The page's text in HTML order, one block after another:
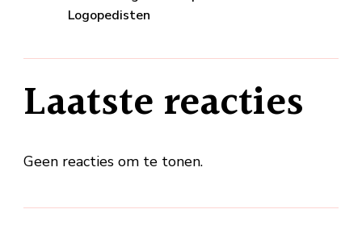
Logopedisten
Laatste reacties
Geen reacties om te tonen.